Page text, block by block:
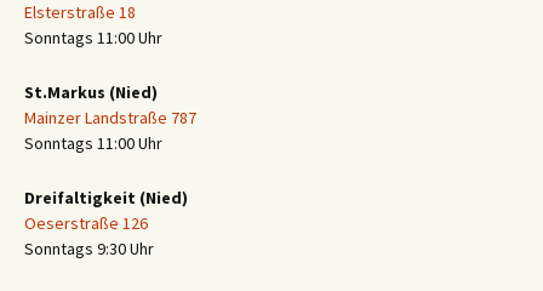
Elsterstraße 18
Sonntags 11:00 Uhr
St.Markus (Nied)
Mainzer Landstraße 787
Sonntags 11:00 Uhr
Dreifaltigkeit (Nied)
Oeserstraße 126
Sonntags 9:30 Uhr